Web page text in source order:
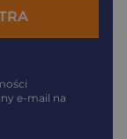
e-mail na